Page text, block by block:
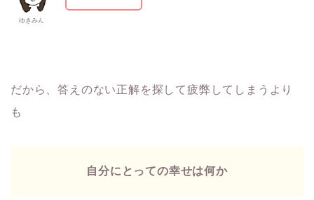
ゆきみん
だから、答えのない正解を探して疲弊してしまうより
も
自分にとっての幸せは何か